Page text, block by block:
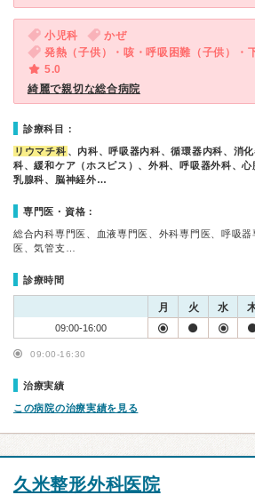
小児科
かぜ
発熱（子供）・咳・呼吸困難（子供）・
5.0
綺麗で親切な総合病院
診療科目：
リウマチ科 、内科、呼吸器内科、循環器内科、消
科、緩和ケア（ホスピス）、外科、呼吸器外科、心
乳腺科、脳神経外…
専門医・資格：
総合内科専門医、血液専門医、外科専門医、呼吸
医、気管支…
診療時間
月 火 水
09:00-16:00
09:00-16:30
治療実績
この病院の治療実績を見る
久米整形外科医院